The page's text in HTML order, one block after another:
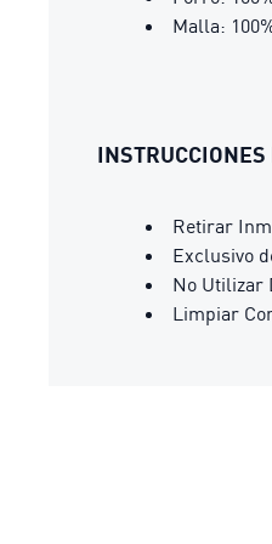
Malla:
INSTRUCCIONES
Retirar
Exclusivo
No Utilizar
Limpiar